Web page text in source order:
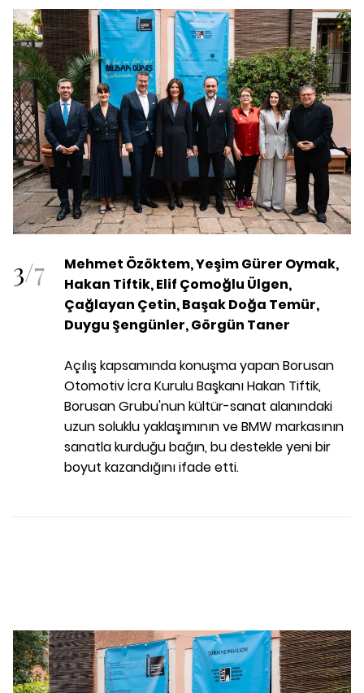
3/7
Mehmet Özöktem, Yeşim Gürer Oymak,
Hakan Tiftik, Elif Çomoğlu Ülgen,
Çağlayan Çetin, Başak Doğa Temür,
Duygu Şengünler, Görgün Taner
Açılış kapsamında konuşma yapan Borusan
Otomotiv İcra Kurulu Başkanı Hakan Tiftik,
Borusan Grubu'nun kültür-sanat alanındaki
uzun soluklu yaklaşımının ve BMW markasının
sanatla kurduğu bağın, bu destekle yeni bir
boyut kazandığını ifade etti.